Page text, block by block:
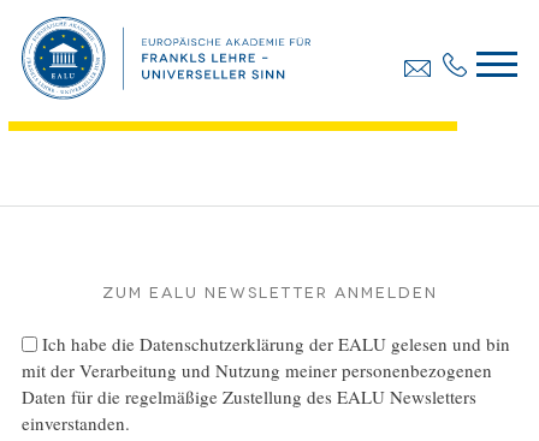
Diplomarbei, Winkler Barbara
Dateigröße:
Zum EALU Newsletter anmelden
Ich habe die Datenschutzerklärung der EALU gelesen und bin
mit der Verarbeitung und Nutzung meiner personenbezogenen
Daten für die regelmäßige Zustellung des EALU Newsletters
einverstanden.